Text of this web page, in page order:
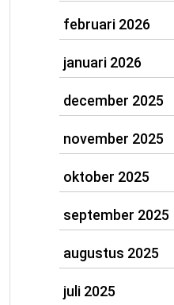
februari 2026
januari 2026
december 2025
november 2025
oktober 2025
september 2025
augustus 2025
juli 2025